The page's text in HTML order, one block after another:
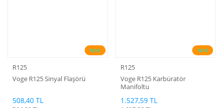
%10
R125
Voge R125 Sinyal Flaşörü
508,40 TL
%10
R125
Voge R125 Karbüratör
Manifoltu
1.527,59 TL